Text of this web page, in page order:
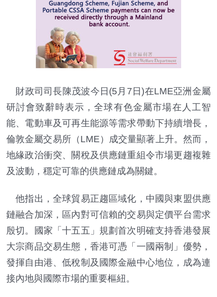
財政司司長陳茂波今日(5月7日)在LME亞洲金屬
研討會致辭時表示，全球有色金屬市場在人工智
能、電動車及可再生能源等需求帶動下持續增長，
倫敦金屬交易所（LME）成交量顯著上升。然而，
地緣政治衝突、關稅及供應鏈重組令市場更趨複雜
及波動，穩定可靠的供應鏈成為關鍵。
他指出，全球貿易正趨區域化，中國與東盟供應
鏈融合加深，區內對可信賴的交易與定價平台需求
殷切。國家「十五五」規劃首次明確支持香港發展
大宗商品交易生態，香港可憑「一國兩制」優勢，
發揮自由港、低稅制及國際金融中心地位，成為連
接內地與國際市場的重要樞紐。